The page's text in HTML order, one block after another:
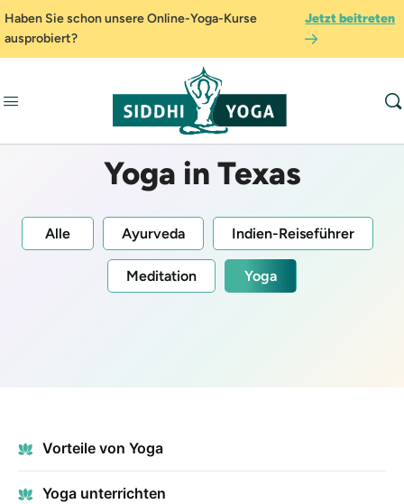
Haben Sie schon unsere Online-Yoga-Kurse
ausprobiert?
Jetzt beitreten
Yoga in Texas
Alle Ayurveda Indien-Reiseführer
Meditation Yoga
Vorteile von Yoga
Yoga unterrichten